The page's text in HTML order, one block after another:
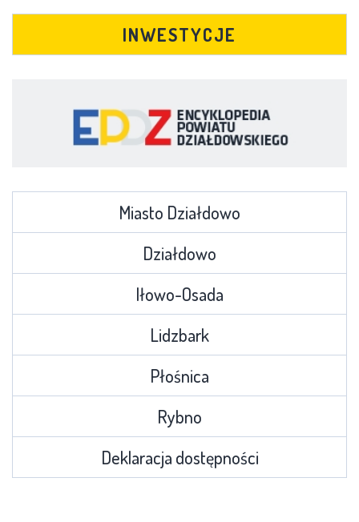
INWESTYCJE
Miasto Działdowo
Działdowo
Iłowo-Osada
Lidzbark
Płośnica
Rybno
Deklaracja dostępności